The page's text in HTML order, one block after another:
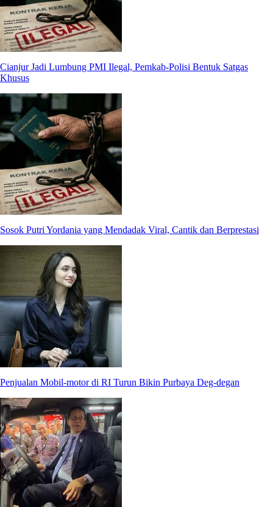
Cianjur Jadi Lumbung PMI Ilegal, Pemkab-Polisi Bentuk Satgas
Khusus
Sosok Putri Yordania yang Mendadak Viral, Cantik dan Berprestasi
Penjualan Mobil-motor di RI Turun Bikin Purbaya Deg-degan